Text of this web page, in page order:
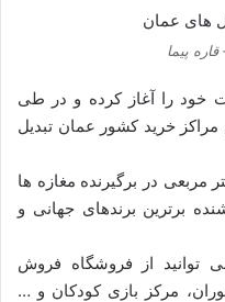
پیما
در سال 2015 فعالیت خود را آغاز کرده و در طی
خرید کشور عمان تبدیل
اونیو مال با مساحت 72000 متر مربعی در برگیرنده مغازه ها
برترین برندهای جهانی و
توانید از فروشگاه فروش
مرکز بازی کودکان و …